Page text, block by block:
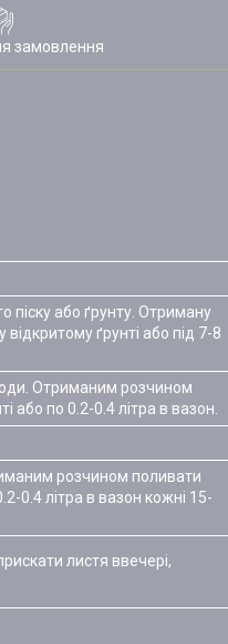
замовлення
піску або ґрунту. Отриману
ґрунті або під 7-8
Отриманим розчином
або по 0.2-0.4 літра в вазон.
розчином поливати
0.4 літра в вазон кожні 15-
листя ввечері,